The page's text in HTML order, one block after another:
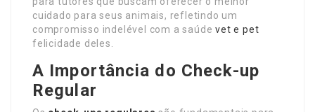
cuidado para seus animais, refletindo um
compromisso indelével com a saúdevet e pet
felicidade deles.
A Importância do Check-up
Regular